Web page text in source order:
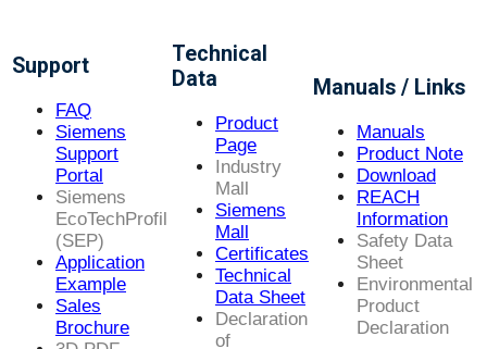
Support
FAQ
Siemens
Support
Portal
Siemens
EcoTechProfil
(SEP)
Application
Example
Sales
Brochure
Technical
Data
Product
Page
Industry
Mall
Siemens
Mall
Certificates
Technical
Data Sheet
Declaration
of
Manuals / Links
Manuals
Product Note
Download
REACH
Information
Safety Data
Sheet
Environmental
Product
Declaration